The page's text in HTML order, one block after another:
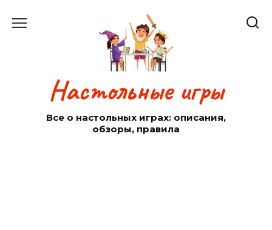
Настольные игры
Все о настольных играх: описания,
обзоры, правила